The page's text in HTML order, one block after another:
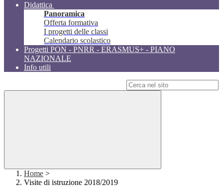
Didattica
Panoramica
Offerta formativa
I progetti delle classi
Calendario scolastico
Progetti PON - PNRR - ERASMUS+ - PIANO
NAZIONALE
Info utili
Home >
Visite di istruzione 2018/2019